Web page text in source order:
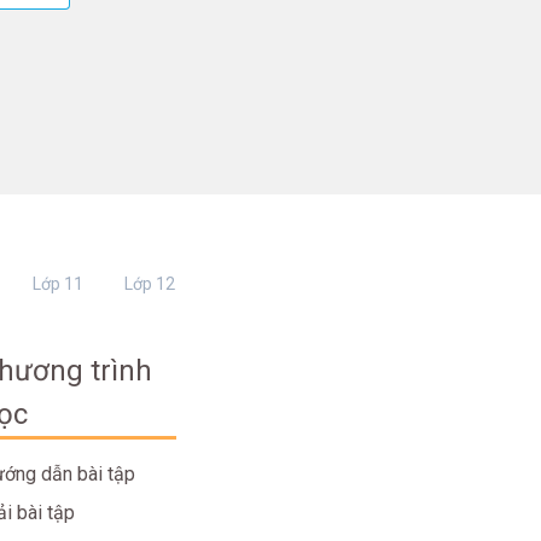
Lớp 11 Lớp 12
trình
dẫn bài tập
bài tập